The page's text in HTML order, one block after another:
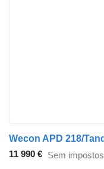
11 990 € Sem impostos